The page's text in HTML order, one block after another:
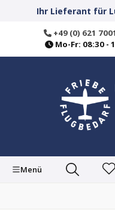
springenIhr Lieferant für
+49 (0) 621
Mo-Fr: 08:30 -
Menü